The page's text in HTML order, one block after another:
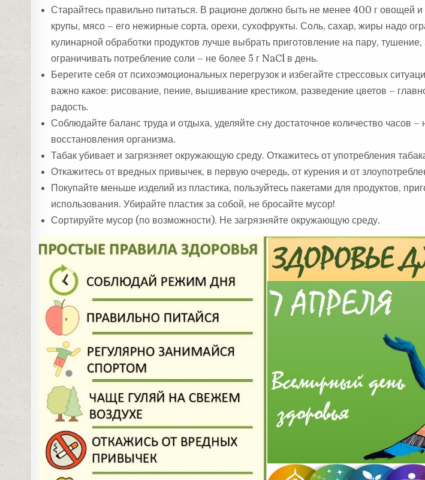
Старайтесь правильно питаться. В рационе должно быть не менее 400 г овощей
крупы, мясо – его нежирные сорта, орехи, сухофрукты. Соль, сахар, жиры надо
кулинарной обработки продуктов лучше выбрать приготовление на пару,
ограничивать потребление соли – не более 5 г NaCl в день.
Берегите себя от психоэмоциональных перегрузок и избегайте стрессовых
важно какое: рисование, пение, вышивание крестиком, разведение цветов –
радость.
Соблюдайте баланс труда и отдыха, уделяйте сну достаточное количество часов
восстановления организма.
Табак убивает и загрязняет окружающую среду. Откажитесь от употребления
Откажитесь от вредных привычек, в первую очередь, от курения и от
Покупайте меньше изделий из пластика, пользуйтесь пакетами для продуктов,
использования. Убирайте пластик за собой, не бросайте мусор!
Сортируйте мусор (по возможности). Не загрязняйте окружающую среду.